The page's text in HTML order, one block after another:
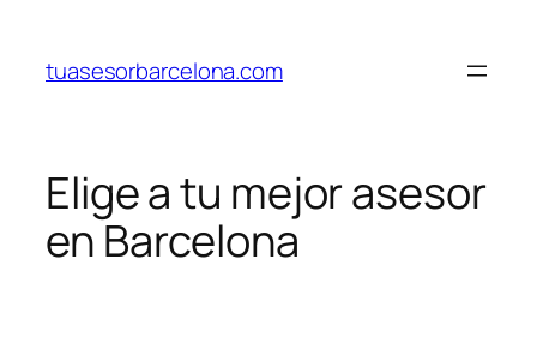
contenido
tuasesorbarcelona.com
Elige a tu mejor asesor
en Barcelona